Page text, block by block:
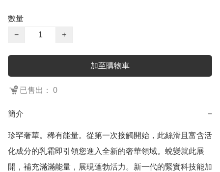
數量
−
+
加至購物車
已售出： 0
簡介 −
珍罕奢華。稀有能量。從第一次接觸開始，此絲滑且富含活
化成分的乳霜即引領您進入全新的奢華領域。蛻變就此展
開，補充滿滿能量，展現蓬勃活力。新一代的緊實科技能加